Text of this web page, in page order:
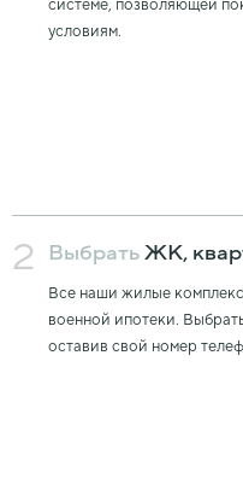
системе, позволяющей
условиям.
2 Выбрать ЖК,
Все наши жилые
военной ипотеки.
оставив свой номер